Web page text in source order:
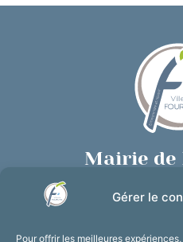
Gérer le
Pour offrir les meilleures
Mairie de
03 27